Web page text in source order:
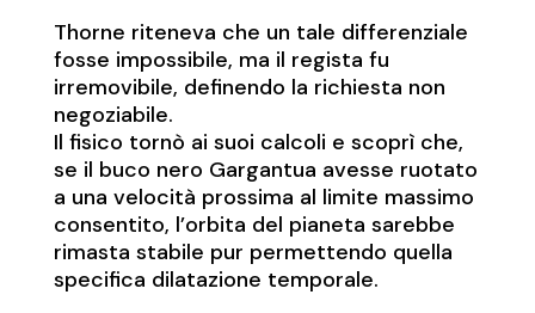
Thorne riteneva che un tale differenziale
fosse impossibile, ma il regista fu
irremovibile, definendo la richiesta non
negoziabile.
Il fisico tornò ai suoi calcoli e scoprì che,
se il buco nero Gargantua avesse ruotato
a una velocità prossima al limite massimo
consentito, l’orbita del pianeta sarebbe
rimasta stabile pur permettendo quella
specifica dilatazione temporale.